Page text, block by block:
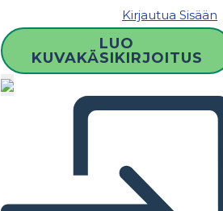
Kirjautua Sisään
LUO
KUVAKÄSIKIRJOITUS